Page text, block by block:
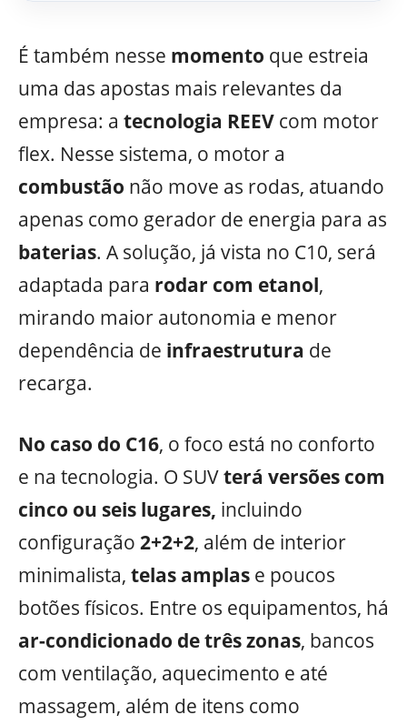
É também nesse momento que estreia
uma das apostas mais relevantes da
empresa: a tecnologia REEV com motor
flex. Nesse sistema, o motor a
combustão não move as rodas, atuando
apenas como gerador de energia para as
baterias. A solução, já vista no C10, será
adaptada para rodar com etanol,
mirando maior autonomia e menor
dependência de infraestrutura de
recarga.
No caso do C16, o foco está no conforto
e na tecnologia. O SUVterá versões com
cinco ou seis lugares, incluindo
configuração 2+2+2, além de interior
minimalista, telas amplas e poucos
botões físicos. Entre os equipamentos, há
ar-condicionado de três zonas, bancos
com ventilação, aquecimento e até
massagem, além de itens como